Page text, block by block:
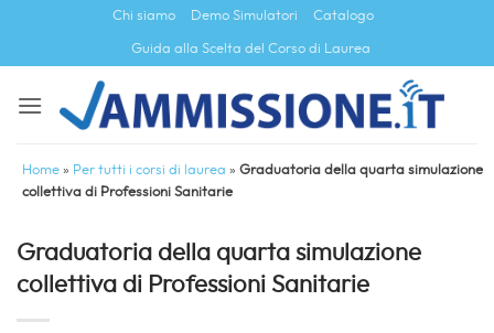
contenuti
Chi siamo Demo Simulatori Catalogo
Guida alla Scelta del Corso di Laurea
Home » Per tutti i corsi di laurea » Graduatoria della quarta simulazione
collettiva di Professioni Sanitarie
Graduatoria della quarta simulazione
collettiva di Professioni Sanitarie